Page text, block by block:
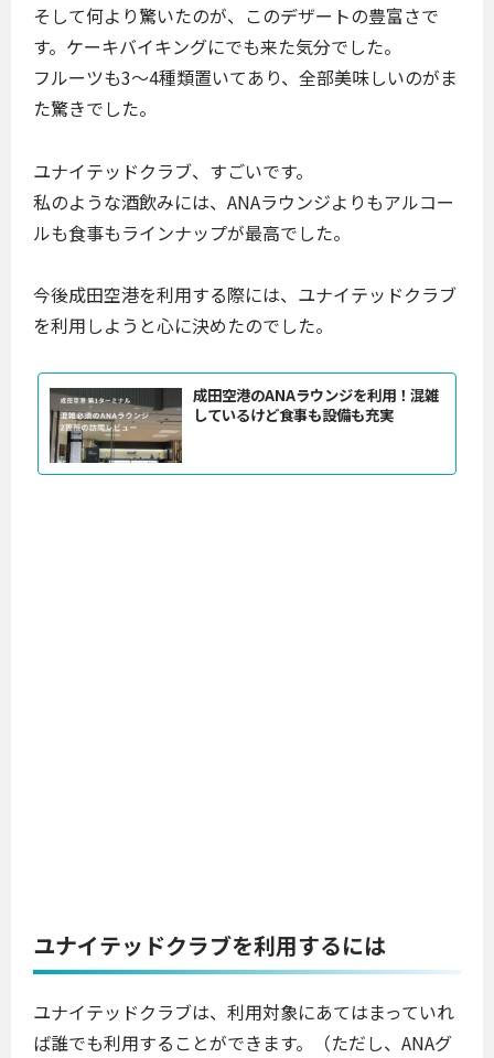
そして何より驚いたのが、このデザートの豊富さで
す。ケーキバイキングにでも来た気分でした。
フルーツも3〜4種類置いてあり、全部美味しいのがま
た驚きでした。
ユナイテッドクラブ、すごいです。
私のような酒飲みには、ANAラウンジよりもアルコー
ルも食事もラインナップが最高でした。
今後成田空港を利用する際には、ユナイテッドクラブ
を利用しようと心に決めたのでした。
成田空港のANAラウンジを利用！混雑
しているけど食事も設備も充実
ユナイテッドクラブを利用するには
ユナイテッドクラブは、利用対象にあてはまっていれ
ば誰でも利用することができます。（ただし、ANAグ